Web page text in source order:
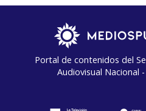
Portal de contenidos del
Audiovisual Nacional